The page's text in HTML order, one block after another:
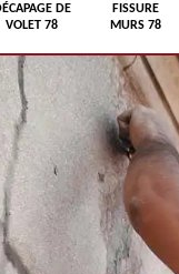
DE
VOLET 78
FISSURE
MURS 78